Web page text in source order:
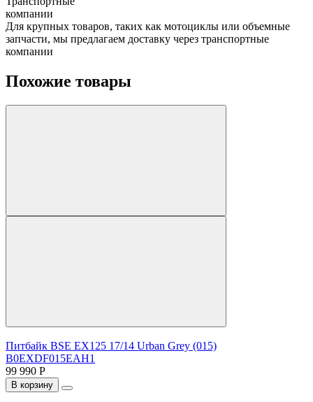
компании
Для крупных товаров, таких как мотоциклы или объемные
запчасти, мы предлагаем доставку через транспортные
компании
Похожие товары
Питбайк BSE EX125 17/14 Urban Grey (015)
B0EXDF015EAH1
99 990 Р
В корзину